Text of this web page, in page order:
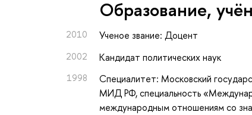
Oбразование,
2010 Ученое звание: Доцент
2002 Кандидат политических наук
1998
Специалитет: Московский
МИД РФ, специальность
международным отношениям со